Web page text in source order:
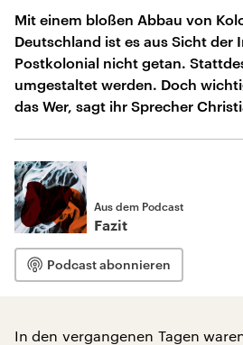
Mit einem bloßen Abbau von
Deutschland ist es aus Sicht der
Postkolonial nicht getan.
umgestaltet werden. Doch
das Wer, sagt ihr Sprecher
Aus dem Podcast
Fazit
Podcast abonnieren
In den vergangenen Tagen